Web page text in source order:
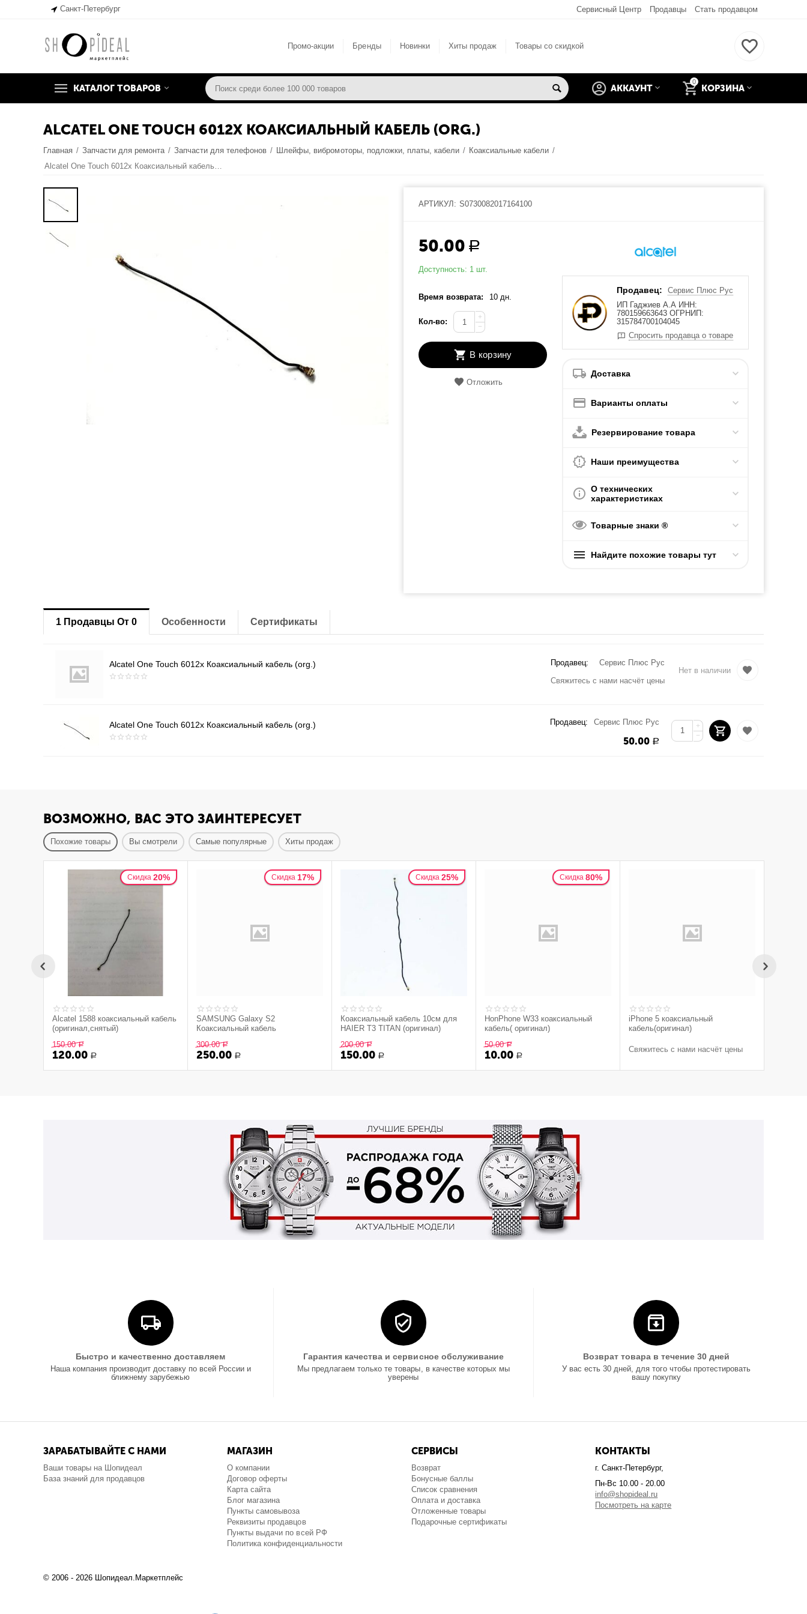
Санкт-Петербург Сервисный Центр Продавцы Стать продавцом
Промо-акции Бренды Новинки Хиты продаж Товары со скидкой
КАТАЛОГ ТОВАРОВ
0
КОРЗИНА
АККАУНТ
ALCATEL ONE TOUCH 6012X КОАКСИАЛЬНЫЙ КАБЕЛЬ (ORG.)
Главная / Запчасти для ремонта / Запчасти для телефонов / Шлейфы, вибромоторы, подложки, платы, кабели / Коаксиальные кабели /
Alcatel One Touch 6012x Коаксиальный кабель (org.)
АРТИКУЛ: S0730082017164100
50.00 Р
Доступность: 1 шт.
Время возврата: 10 дн.
Кол-во:
+
−
В корзину
Отложить
Продавец:
Сервис Плюс Рус
ИП Гаджиев А.А ИНН:
780159663643 ОГРНИП:
315784700104045
Спросить продавца о товаре
Доставка
Варианты оплаты
Резервирование товара
Наши преимущества
О технических
характеристиках
Товарные знаки ®
Найдите похожие товары тут
1 Продавцы От 0 Особенности Сертификаты
Alcatel One Touch 6012x Коаксиальный кабель (org.) Продавец:
Сервис Плюс Рус
Свяжитесь с нами насчёт цены
Нет в наличии
Alcatel One Touch 6012x Коаксиальный кабель (org.) Продавец: Сервис Плюс Рус
50.00 Р
+
−
ВОЗМОЖНО, ВАС ЭТО ЗАИНТЕРЕСУЕТ
Похожие товары Вы смотрели Самые популярные Хиты продаж
Скидка 20%
Alcatel 1588 коаксиальный кабель
(оригинал,снятый)
150.00 Р
120.00 Р
Скидка 17%
SAMSUNG Galaxy S2
Коаксиальный кабель
300.00 Р
250.00 Р
Скидка 25%
Коаксиальный кабель 10см для
HAIER T3 TITAN (оригинал)
200.00 Р
150.00 Р
Скидка 80%
HonPhone W33 коаксиальный
кабель( оригинал)
50.00 Р
10.00 Р
iPhone 5 коаксиальный
кабель(оригинал)
Свяжитесь с нами насчёт цены
Быстро и качественно доставляем
Наша компания производит доставку по всей России и
ближнему зарубежью
Гарантия качества и сервисное обслуживание
Мы предлагаем только те товары, в качестве которых мы
уверены
Возврат товара в течение 30 дней
У вас есть 30 дней, для того чтобы протестировать
вашу покупку
ЗАРАБАТЫВАЙТЕ С НАМИ
Ваши товары на Шопидеал
База знаний для продавцов
МАГАЗИН
О компании
Договор оферты
Карта сайта
Блог магазина
Пункты самовывоза
Реквизиты продавцов
Пункты выдачи по всей РФ
Политика конфиденциальности
СЕРВИСЫ
Возврат
Бонусные баллы
Список сравнения
Оплата и доставка
Отложенные товары
Подарочные сертификаты
КОНТАКТЫ
г. Санкт-Петербург,
Пн-Вс 10.00 - 20.00
info@shopideal.ru
Посмотреть на карте
© 2006 - 2026 Шопидеал.Маркетплейс